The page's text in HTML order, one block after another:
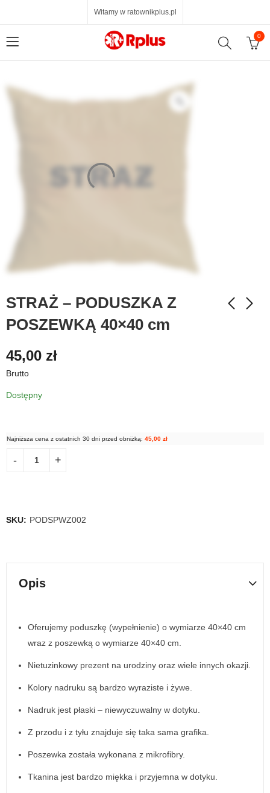
Witamy w ratownikplus.pl
0
STRAŻ – PODUSZKA Z
POSZEWKĄ 40×40 cm
45,00 zł
Brutto
Dostępny
Najniższa cena z ostatnich 30 dni przed obniżką: 45,00 zł
SKU: PODSPWZ002
Opis
Oferujemy poduszkę (wypełnienie) o wymiarze 40×40 cm
wraz z poszewką o wymiarze 40×40 cm.
Nietuzinkowy prezent na urodziny oraz wiele innych okazji.
Kolory nadruku są bardzo wyraziste i żywe.
Nadruk jest płaski – niewyczuwalny w dotyku.
Z przodu i z tyłu znajduje się taka sama grafika.
Poszewka została wykonana z mikrofibry.
Tkanina jest bardzo miękka i przyjemna w dotyku.